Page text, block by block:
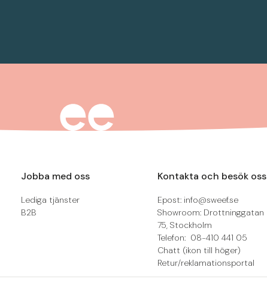
Jobba med oss
Lediga tjänster
B2B
Kontakta och besök oss
Epost: info@sweef.se
Showroom: Drottninggatan
75, Stockholm
Telefon: 08-410 441 05
Chatt (ikon till höger)
Retur/reklamationsportal